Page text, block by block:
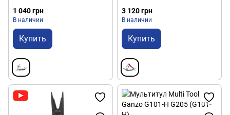
1 040 грн
В наличии
Купить
3 120 грн
В наличии
Купить